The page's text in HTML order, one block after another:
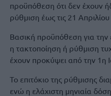
προϋπόθεση ότι δεν έχουν
ρύθμιση έως τις 21
Βασική προϋπόθεση για την
η τακτοποίηση ή ρύθμιση
έχουν προκύψει από την 1η
Το επιτόκιο της ρύθμισης
ενώ η ελάχιστη μηνιαία